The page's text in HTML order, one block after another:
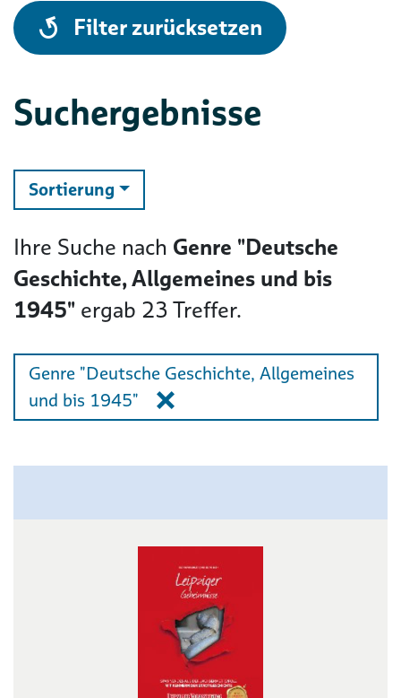
alle
Filter zurücksetzen
Suchergebnisse
Sortierung ändern
Ihre Suche nach Genre "Deutsche
Geschichte, Allgemeines und bis
1945" ergab 23Treffer.
Genre "Deutsche Geschichte, Allgemeines
und bis 1945"